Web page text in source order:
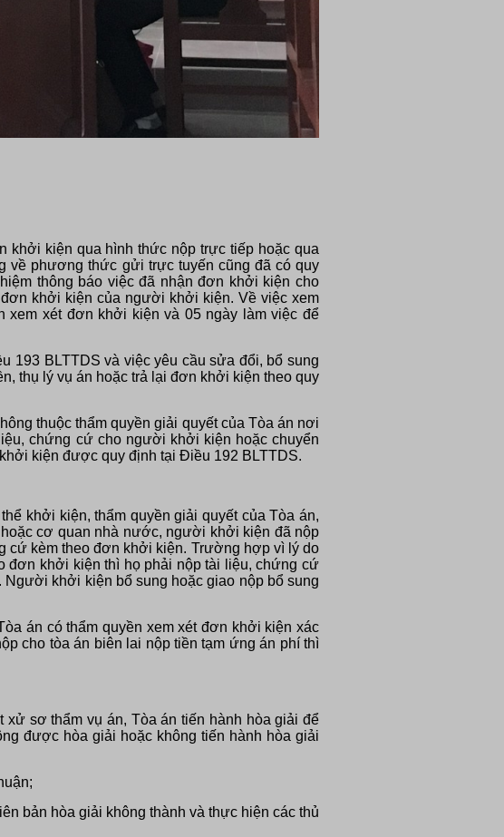
khởi kiện qua hình thức nộp trực tiếp hoặc qua
về phương thức gửi trực tuyến cũng đã có quy
thông báo việc đã nhận đơn khởi kiện cho
khởi kiện của người khởi kiện. Về việc xem
xem xét đơn khởi kiện và 05 ngày làm việc để
BLTTDS và việc yêu cầu sửa đổi, bổ sung
thụ lý vụ án hoặc trả lại đơn khởi kiện theo quy
thuộc thẩm quyền giải quyết của Tòa án nơi
chứng cứ cho người khởi kiện hoặc chuyển
kiện được quy định tại Điều 192 BLTTDS.
khởi kiện, thẩm quyền giải quyết của Tòa án,
cơ quan nhà nước, người khởi kiện đã nộp
cứ kèm theo đơn khởi kiện. Trường hợp vì lý do
đơn khởi kiện thì họ phải nộp tài liệu, chứng cứ
khởi kiện bổ sung hoặc giao nộp bổ sung
án có thẩm quyền xem xét đơn khởi kiện xác
cho tòa án biên lai nộp tiền tạm ứng án phí thì
sơ thẩm vụ án, Tòa án tiến hành hòa giải để
được hòa giải hoặc không tiến hành hòa giải
bản hòa giải không thành và thực hiện các thủ